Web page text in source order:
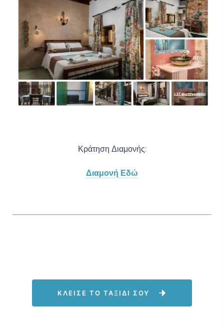
Κράτηση Διαμονής:
Διαμονή Εδώ
ΚΛΕΙΣΕ ΤΟ ΤΑΞΙΔΙ ΣΟΥ